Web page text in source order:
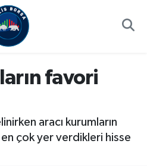
favori
aracı kurumların
çok yer verdikleri hisse
ve Fikstür